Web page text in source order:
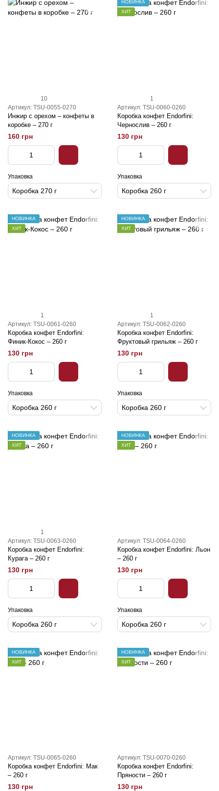
10
Артикул: TSU-0055-0270
Инжир с орехом – конфеты в
коробке – 270 г
160 грн
Упаковка
Коробка 270 г
НОВИНКА
ХИТ
1
Артикул: TSU-0060-0260
Коробка конфет Endorfini:
Чернослив – 260 г
130 грн
Упаковка
Коробка 260 г
НОВИНКА
ХИТ
1
Артикул: TSU-0061-0260
Коробка конфет Endorfini:
Финик-Кокос – 260 г
130 грн
Упаковка
Коробка 260 г
НОВИНКА
ХИТ
1
Артикул: TSU-0062-0260
Коробка конфет Endorfini:
Фруктовый грильяж – 260 г
130 грн
Упаковка
Коробка 260 г
НОВИНКА
ХИТ
1
Артикул: TSU-0063-0260
Коробка конфет Endorfini:
Курага – 260 г
130 грн
Упаковка
Коробка 260 г
НОВИНКА
ХИТ
Артикул: TSU-0064-0260
Коробка конфет Endorfini: Льон
– 260 г
130 грн
Упаковка
Коробка 260 г
НОВИНКА
ХИТ
Артикул: TSU-0065-0260
Коробка конфет Endorfini: Мак
– 260 г
130 грн
НОВИНКА
ХИТ
Артикул: TSU-0070-0260
Коробка конфет Endorfini:
Пряности – 260 г
130 грн